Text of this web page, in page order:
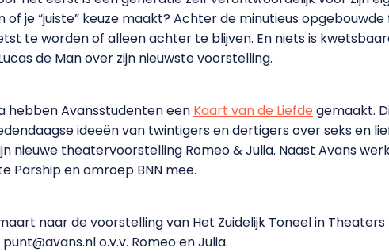
of je “juiste” keuze maakt? Achter de minutieus
te worden of alleen achter te blijven. En niets is
de Man over zijn nieuwste voorstelling.
hebben Avansstudenten een Kaart van de Liefdegemaakt.
ideeën van twintigers en dertigers over seks en
nieuwe theatervoorstelling Romeo & Julia. Naast Avans
Parship en omroep BNN mee.
naar de voorstelling van Het Zuidelijk Toneel in
o.v.v. Romeo en Julia.